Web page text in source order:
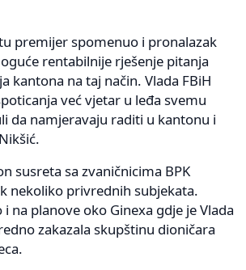
premijer spomenuo i pronalazak
rentabilnije rješenje pitanja
kantona na taj način. Vlada FBiH
već vjetar u leđa svemu
da namjeravaju raditi u kantonu i
susreta sa zvaničnicima BPK
nekoliko privrednih subjekata.
na planove oko Ginexa gdje je Vlada
zakazala skupštinu dioničara